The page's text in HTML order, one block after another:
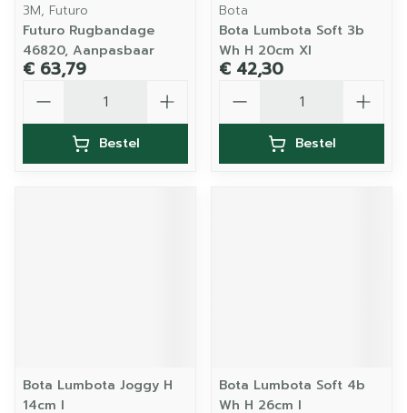
3M, Futuro
Futuro Rugbandage
46820, Aanpasbaar
€ 63,79
Bestel
Bota
Bota Lumbota Soft 3b
Wh H 20cm Xl
€ 42,30
Bestel
Bota Lumbota Joggy H
14cm l
Bota Lumbota Soft 4b
Wh H 26cm l